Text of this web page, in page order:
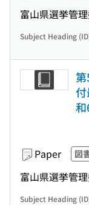
富山県選挙管
Subject Heading
Paper 図
富山県選挙管
Subject Heading